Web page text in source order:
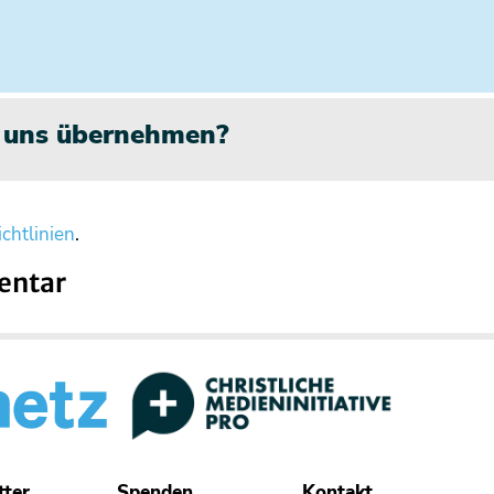
übernehmen?
.